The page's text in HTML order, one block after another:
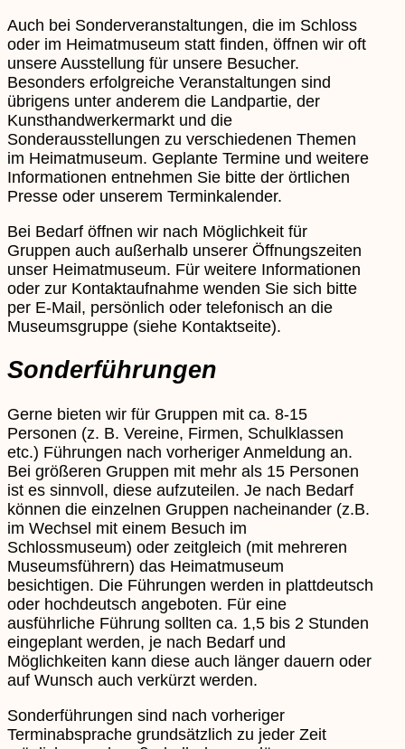
Auch bei Sonderveranstaltungen, die im Schloss
oder im Heimatmuseum statt finden, öffnen wir oft
unsere Ausstellung für unsere Besucher.
Besonders erfolgreiche Veranstaltungen sind
übrigens unter anderem die Landpartie, der
Kunsthandwerkermarkt und die
Sonderausstellungen zu verschiedenen Themen
im Heimatmuseum. Geplante Termine und weitere
Informationen entnehmen Sie bitte der örtlichen
Presse oder unserem Terminkalender.
Bei Bedarf öffnen wir nach Möglichkeit für
Gruppen auch außerhalb unserer Öffnungszeiten
unser Heimatmuseum. Für weitere Informationen
oder zur Kontaktaufnahme wenden Sie sich bitte
per E-Mail, persönlich oder telefonisch an die
Museumsgruppe (siehe Kontaktseite).
Sonderführungen
Gerne bieten wir für Gruppen mit ca. 8-15
Personen (z. B. Vereine, Firmen, Schulklassen
etc.) Führungen nach vorheriger Anmeldung an.
Bei größeren Gruppen mit mehr als 15 Personen
ist es sinnvoll, diese aufzuteilen. Je nach Bedarf
können die einzelnen Gruppen nacheinander (z.B.
im Wechsel mit einem Besuch im
Schlossmuseum) oder zeitgleich (mit mehreren
Museumsführern) das Heimatmuseum
besichtigen. Die Führungen werden in plattdeutsch
oder hochdeutsch angeboten. Für eine
ausführliche Führung sollten ca. 1,5 bis 2 Stunden
eingeplant werden, je nach Bedarf und
Möglichkeiten kann diese auch länger dauern oder
auf Wunsch auch verkürzt werden.
Sonderführungen sind nach vorheriger
Terminabsprache grundsätzlich zu jeder Zeit